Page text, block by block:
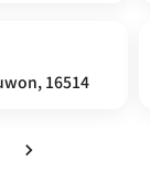
16514